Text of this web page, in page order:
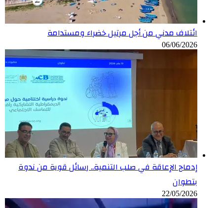
ائتلاف مدني من أجل مرتيل خضراء ومستدامة
06/06/2026
إدماج الإعاقة في صلب التنمية.. رسائل قوية من ندوة
بتطوان
22/05/2026